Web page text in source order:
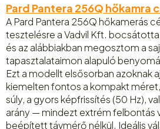
Pard Pantera 256Q hőkamra
A Pard Pantera 256Q hőkamerás
tesztelésre a Vadvil Kft.
és az alábbiakban megosztom a
tapasztalataimon alapuló
Ezt a modellt elsősorban azoknak
kiemelten fontos a kompakt
súly, a gyors képfrissítés (50 Hz),
arány — mindezt extrém felbontás
beépített távmérő nélkül. Ideális